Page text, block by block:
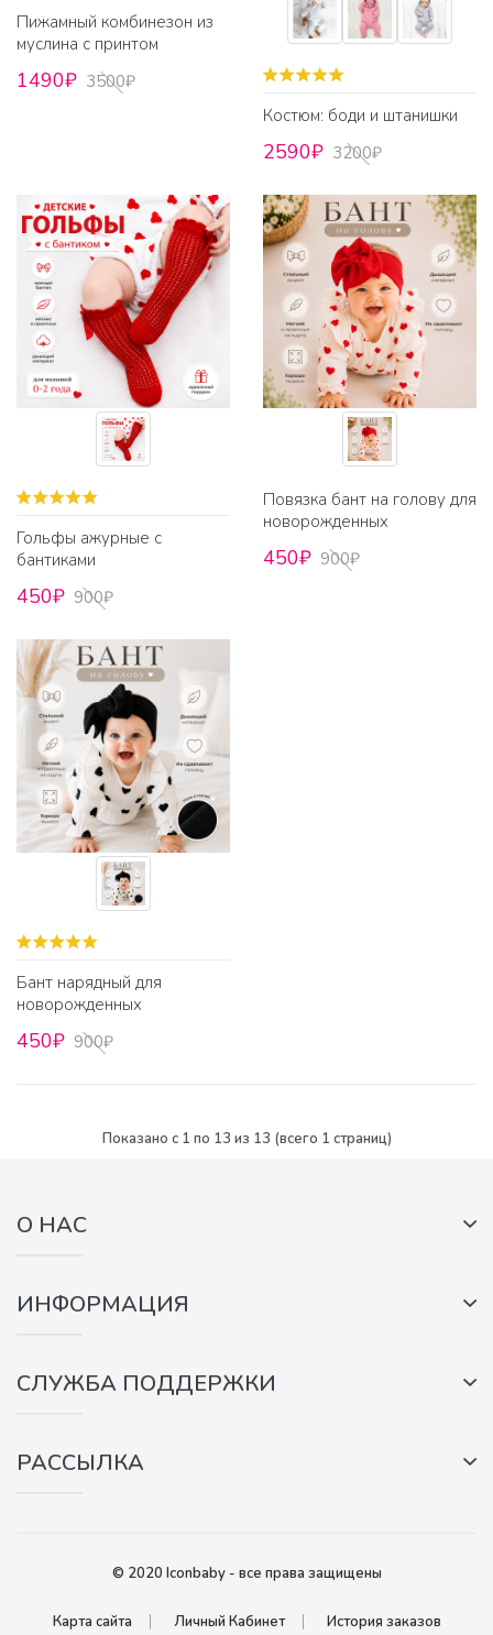
Пижамный комбинезон из
муслина с принтом
1490₽ 3500₽
Костюм: боди и штанишки
2590₽ 3200₽
Гольфы ажурные с
бантиками
450₽ 900₽
Повязка бант на голову для
новорожденных
450₽ 900₽
Бант нарядный для
новорожденных
450₽ 900₽
Показано с 1 по 13 из 13 (всего 1 страниц)
О НАС
ИНФОРМАЦИЯ
СЛУЖБА ПОДДЕРЖКИ
РАССЫЛКА
© 2020 Iconbaby - все права защищены
Карта сайта Личный Кабинет История заказов